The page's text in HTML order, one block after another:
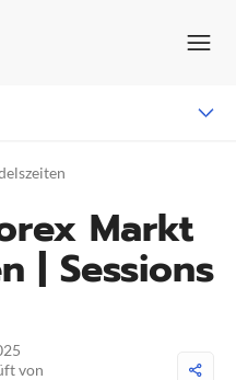
Markt
| Sessions
von